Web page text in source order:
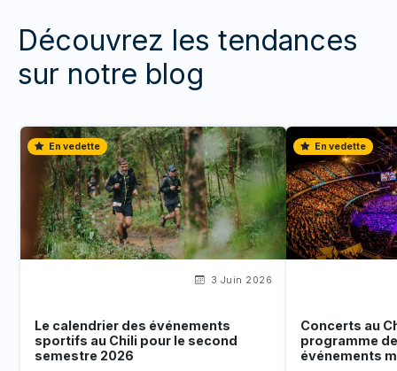
Découvrez les tendances
sur notre blog
En vedette
3 Juin 2026
Le calendrier des événements
sportifs au Chili pour le second
semestre 2026
En vedette
Concerts au
programme
événements